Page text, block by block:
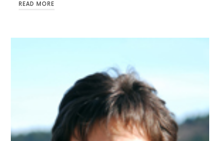
READ MORE